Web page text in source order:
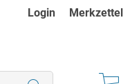
Login Merkzettel